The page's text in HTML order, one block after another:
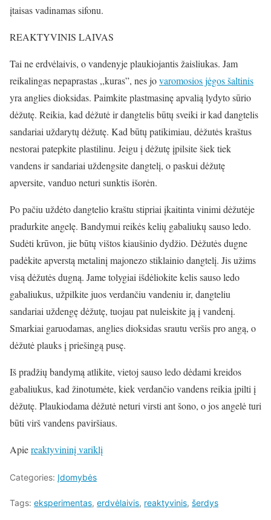
įtaisas vadinamas sifonu.
REAKTYVINIS LAIVAS
Tai ne erdvėlaivis, o vandenyje plaukiojantis žaisliukas. Jam
reikalingas nepaprastas ,,kuras”, nes jovaromosios jėgos šaltinis
yra anglies dioksidas. Paimkite plastmasinę apvalią lydyto sūrio
dėžutę. Reikia, kad dėžutė ir dangtelis būtų sveiki ir kad dangtelis
sandariai uždarytų dėžutę. Kad būtų patikimiau, dėžutės kraštus
nestorai patepkite plastilinu. Jeigu į dėžutę įpilsite šiek tiek
vandens ir sandariai uždengsite dangtelį, o paskui dėžutę
apversite, vanduo neturi sunktis išorėn.
Po pačiu uždėto dangtelio kraštu stipriai įkaitinta vinimi dėžutėje
pradurkite angelę. Bandymui reikės kelių gabaliukų sauso ledo.
Sudėti krūvon, jie būtų vištos kiaušinio dydžio. Dėžutės dugne
padėkite apverstą metalinį majonezo stiklainio dangtelį. Jis užims
visą dėžutės dugną. Jame tolygiai išdėliokite kelis sauso ledo
gabaliukus, užpilkite juos verdančiu vandeniu ir, dangteliu
sandariai uždengę dėžutę, tuojau pat nuleiskite ją į vandenį.
Smarkiai garuodamas, anglies dioksidas srautu veršis pro angą, o
dėžutė plauks į priešingą pusę.
Iš pradžių bandymą atlikite, vietoj sauso ledo dėdami kreidos
gabaliukus, kad žinotumėte, kiek verdančio vandens reikia įpilti į
dėžutę. Plaukiodama dėžutė neturi virsti ant šono, o jos angelė turi
būti virš vandens paviršiaus.
Apiereaktyvininį variklį
Categories: Įdomybės
Tags: eksperimentas, erdvėlaivis, reaktyvinis, šerdys